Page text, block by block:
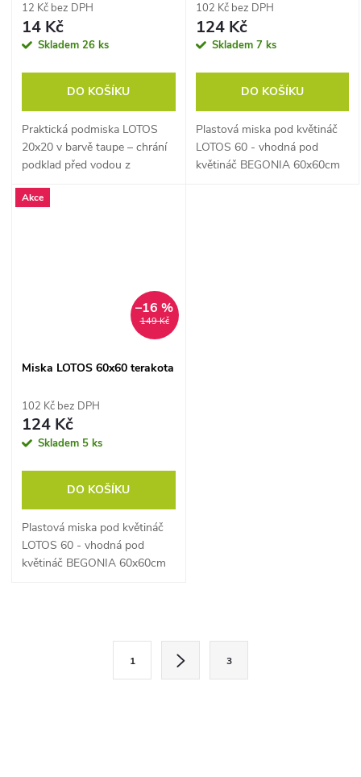
12 Kč bez DPH
14 Kč
Skladem 26 ks
DO KOŠÍKU
Praktická podmiska LOTOS
20x20 v barvě taupe – chrání
podklad před vodou z
102 Kč bez DPH
124 Kč
Skladem 7 ks
DO KOŠÍKU
Plastová miska pod květináč
LOTOS 60 - vhodná pod
květináč BEGONIA 60x60cm
Akce
149 Kč
–16 %
Miska LOTOS 60x60 terakota
102 Kč bez DPH
124 Kč
Skladem 5 ks
DO KOŠÍKU
Plastová miska pod květináč
LOTOS 60 - vhodná pod
květináč BEGONIA 60x60cm
1 3